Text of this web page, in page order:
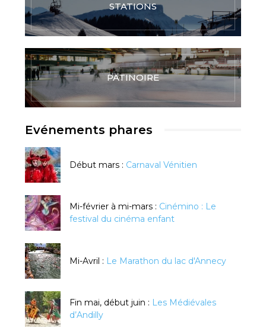
STATIONS
PATINOIRE
Evénements phares
Début mars : Carnaval Vénitien
Mi-février à mi-mars : Cinémino : Le
festival du cinéma enfant
Mi-Avril : Le Marathon du lac d'Annecy
Fin mai, début juin : Les Médiévales
d’Andilly